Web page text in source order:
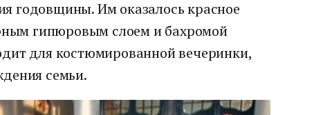
годовщины. Им оказалось красное
гипюровым слоем и бахромой
для костюмированной вечеринки,
семьи.